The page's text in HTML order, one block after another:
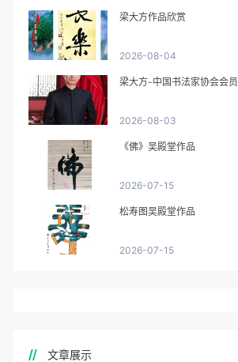
梁大方作品欣赏
2026-08-04
梁大方-中国书法家协会会员
2026-08-03
《佛》吴殿堂作品
2026-07-15
松寿图吴殿堂作品
2026-07-15
文章展示